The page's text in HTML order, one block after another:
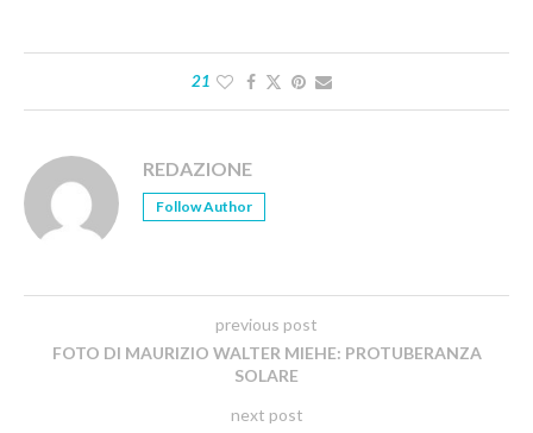
21
REDAZIONE
Follow Author
previous post
FOTO DI MAURIZIO WALTER MIEHE: PROTUBERANZA
SOLARE
next post